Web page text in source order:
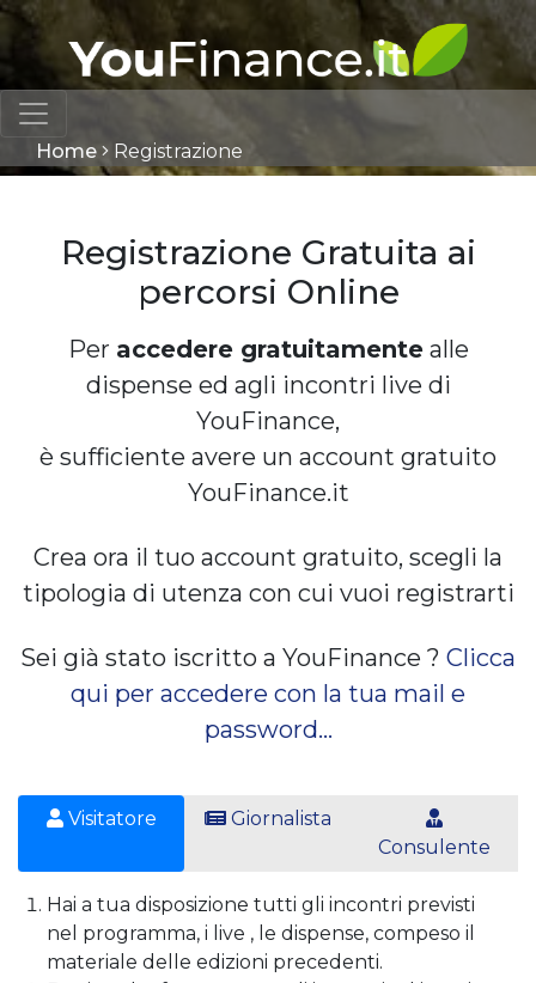
Home Registrazione
Registrazione Gratuita ai
percorsi Online
Per accedere gratuitamentealle
dispense ed agli incontri live di
YouFinance,
è sufficiente avere un account gratuito
YouFinance.it
Crea ora il tuo account gratuito, scegli la
tipologia di utenza con cui vuoi registrarti
Sei già stato iscritto a YouFinance ? Clicca
qui per accedere con la tua mail e
password...
Visitatore
Giornalista
Consulente
Hai a tua disposizione tutti gli incontri previsti
nel programma, i live , le dispense, compeso il
materiale delle edizioni precedenti.